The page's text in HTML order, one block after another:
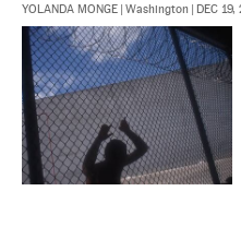
YOLANDA MONGE | Washington | DEC